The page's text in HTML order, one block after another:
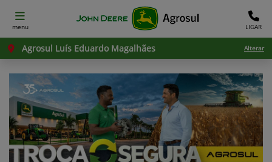
menu LIGAR
Agrosul Luís Eduardo Magalhães Alterar